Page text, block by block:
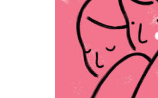
samego siebie, czyli stałe dbanie o własne
frustracji, przeciążenia, a finalnie wypalenia
dołączono teorię oraz ćwiczenia Porozumienia
To gest uznania dla pracy, którą wykonują
niej jak największą radość i satysfakcję. Na książkę składają się: - część teoretyczna o
Porozumieniu bez Przemocy (w tym jej kluczowe
ćwiczeń do praktyki własnej nauczycieli, w tym
narzędzia przeciwdziałającego wypaleniu
celu pełniejsze przygotowanie się do zajęć z danego tematu; - 8
opisanych zajęć - każde po 2 x 45 minut: w tym
przygotowanie merytoryczne nauczyciela,